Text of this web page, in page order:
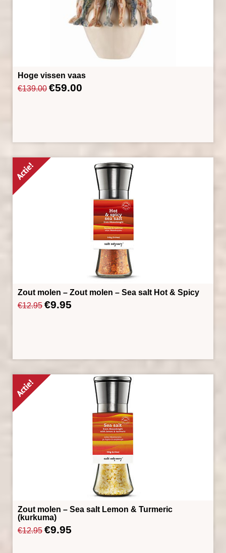
Hoge vissen vaas
€139.00 Oorspronkelijke
€59.00
Zout molen – Zout molen – Sea salt Hot & Spicy
€12.95 Oorspronkelijke
€9.95
Zout molen – Sea salt Lemon & Turmeric
(kurkuma)
€12.95 Oorspronkelijke
€9.95